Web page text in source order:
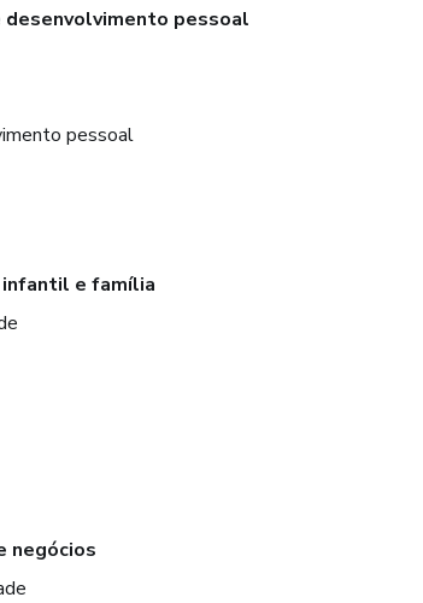
desenvolvimento pessoal
pessoal
infantil e família
negócios